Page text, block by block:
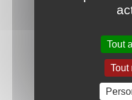
Tout
Tout